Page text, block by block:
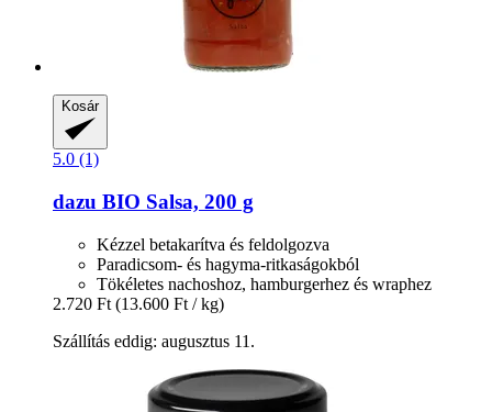
Kosár
5.0 (1)
dazu BIO Salsa, 200 g
Kézzel betakarítva és feldolgozva
Paradicsom- és hagyma-ritkaságokból
Tökéletes nachoshoz, hamburgerhez és wraphez
2.720 Ft (13.600 Ft / kg)
Szállítás eddig: augusztus 11.